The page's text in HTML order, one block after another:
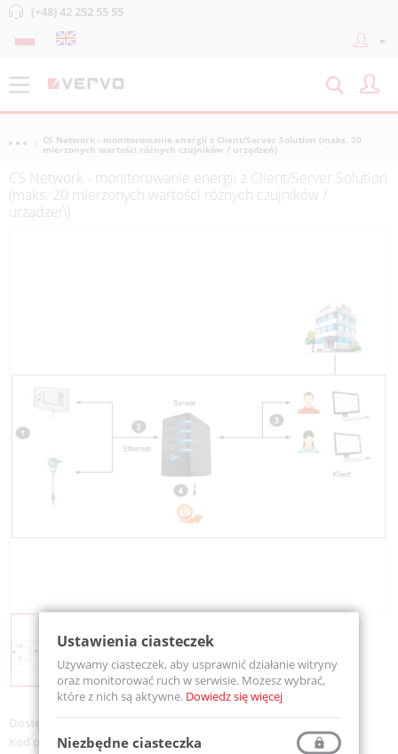
(+48) 42 252 55 55
CS Network - monitorowanie energii z Client/Server Solution (maks. 20
mierzonych wartości różnych czujników / urządzeń)
CS Network - monitorowanie energii z Client/Server Solution
(maks. 20 mierzonych wartości różnych czujników /
urządzeń)
Kod produktu:0554 8041
Ustawienia ciasteczek
Używamy ciasteczek, aby usprawnić działanie witryny
oraz monitorować ruch w serwisie. Możesz wybrać,
które z nich są aktywne. Dowiedz się więcej
Niezbędne ciasteczka